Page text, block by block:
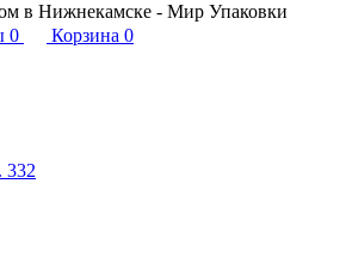
в Нижнекамске - Мир Упаковки
0 Корзина 0
332